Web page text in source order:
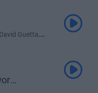
David Guetta